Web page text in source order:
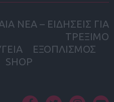
ΝΕΑ – ΕΙΔΗΣΕΙΣ ΓΙΑ
ΤΡΕΞΙΜΟ
ΕΞΟΠΛΙΣΜΟΣ
SHOP